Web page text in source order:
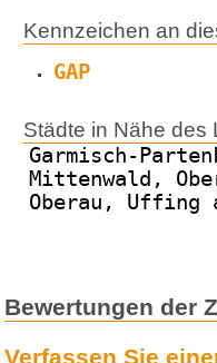
Kennzeichen an
GAP
Städte in Nähe des
Garmisch-
Mittenwald,
Oberau, Uffing
Bewertungen der
Verfassen Sie